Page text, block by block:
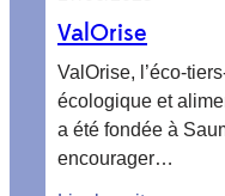
ValOrise
ValOrise, l’éco-
écologique et
a été fondée à
encourager…